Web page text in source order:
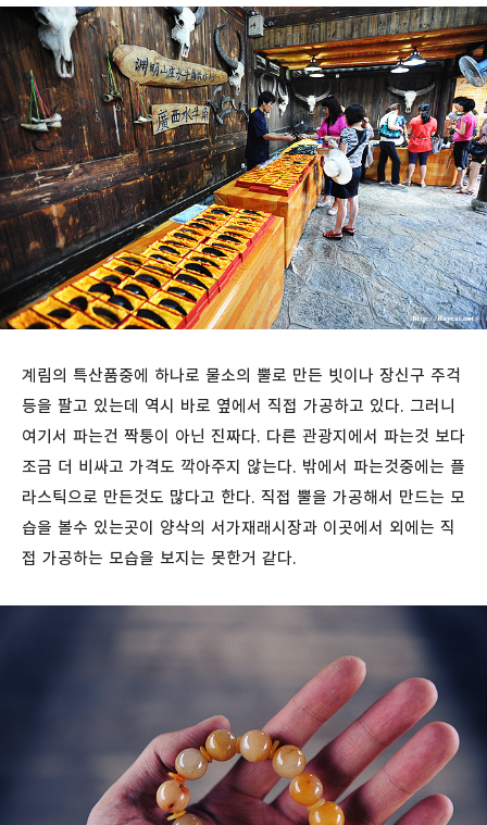
계림의 특산품중에 하나로 물소의 뿔로 만든 빗이나 장신구 주걱
등을 팔고 있는데 역시 바로 옆에서 직접 가공하고 있다. 그러니
여기서 파는건 짝퉁이 아닌 진짜다. 다른 관광지에서 파는것 보다
조금 더 비싸고 가격도 깍아주지 않는다. 밖에서 파는것중에는 플
라스틱으로 만든것도 많다고 한다. 직접 뿔을 가공해서 만드는 모
습을 볼수 있는곳이 양삭의 서가재래시장과 이곳에서 외에는 직
접 가공하는 모습을 보지는 못한거 같다.